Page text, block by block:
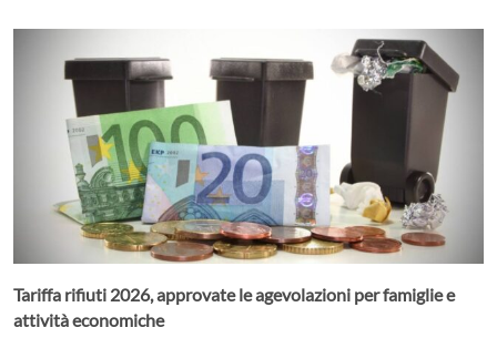
Tariffa rifiuti 2026, approvate le agevolazioni per famiglie e
attività economiche